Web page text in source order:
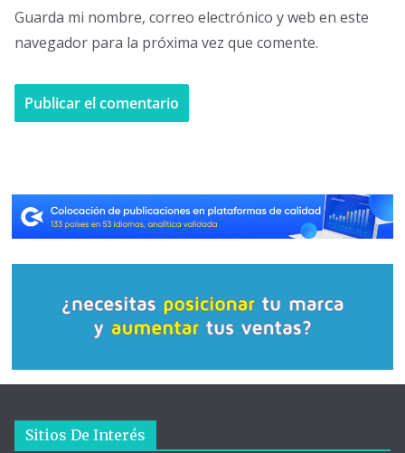
Guarda mi nombre, correo electrónico y web en este
navegador para la próxima vez que comente.
Sitios De Interés